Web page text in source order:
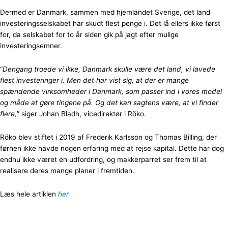
Dermed er Danmark, sammen med hjemlandet Sverige, det land
investeringsselskabet har skudt flest penge i. Det lå ellers ikke først
for, da selskabet for to år siden gik på jagt efter mulige
investeringsemner.
“Dengang troede vi ikke, Danmark skulle være det land, vi lavede
flest investeringer i. Men det har vist sig, at der er mange
spændende virksomheder i Danmark, som passer ind i vores model
og måde at gøre tingene på. Og det kan sagtens være, at vi finder
flere,” siger Johan Bladh, vicedirektør i Röko.
Röko blev stiftet i 2019 af Frederik Karlsson og Thomas Billing, der
førhen ikke havde nogen erfaring med at rejse kapital. Dette har dog
endnu ikke været en udfordring, og makkerparret ser frem til at
realisere deres mange planer i fremtiden.
Læs hele artiklen her